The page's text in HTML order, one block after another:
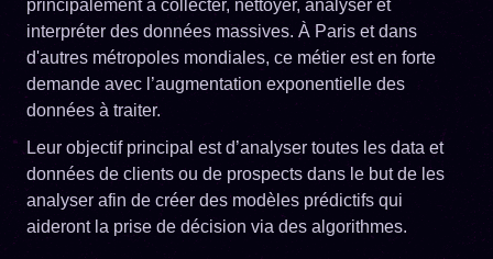
principalement à collecter, nettoyer, analyser et
interpréter des données massives. À Paris et dans
d'autres métropoles mondiales, ce métier est en forte
demande avec l’augmentation exponentielle des
données à traiter.
Leur objectif principal est d’analyser toutes les data et
données de clients ou de prospects dans le but de les
analyser afin de créer des modèles prédictifs qui
aideront la prise de décision via des algorithmes.